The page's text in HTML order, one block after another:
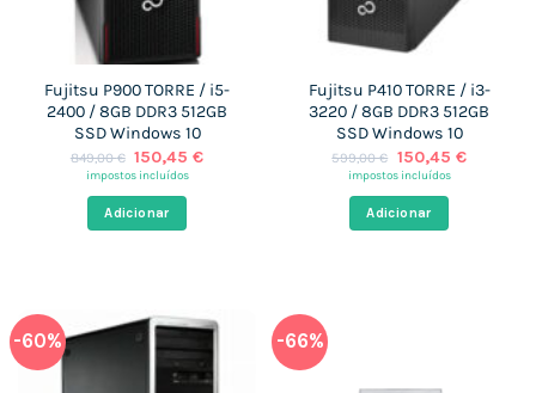
Fujitsu P900 TORRE / i5-
2400 / 8GB DDR3 512GB
SSD Windows 10
849,00€ O
preço
era:
849,00 €.
150,45€O
impostos incluídos
Adicionar
Fujitsu P410 TORRE / i3-
3220 / 8GB DDR3 512GB
SSD Windows 10
599,00€ O
preço
era:
599,00 €.
150,45 €O
impostos incluídos
Adicionar
-60% -66%